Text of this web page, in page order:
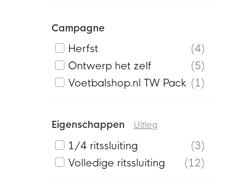
Campagne
Herfst
4
Ontwerp het zelf
5
Voetbalshop.nl TW Pack
1
Eigenschappen Uitleg
1/4 ritssluiting
3
Volledige ritssluiting
12